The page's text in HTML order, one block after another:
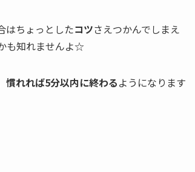
はちょっとしたコツさえつかんでしまえ
も知れませんよ☆
慣れれば5分以内に終わるようになります